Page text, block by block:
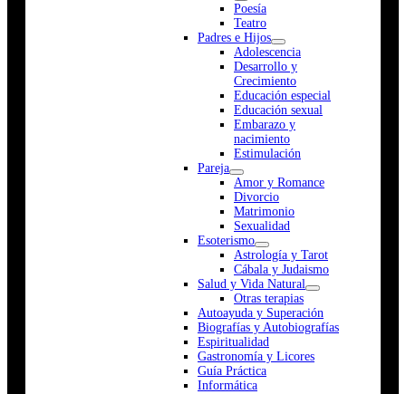
Poesía
Teatro
Padres e Hijos
Adolescencia
Desarrollo y
Crecimiento
Educación especial
Educación sexual
Embarazo y
nacimiento
Estimulación
Pareja
Amor y Romance
Divorcio
Matrimonio
Sexualidad
Esoterismo
Astrología y Tarot
Cábala y Judaismo
Salud y Vida Natural
Otras terapias
Autoayuda y Superación
Biografías y Autobiografías
Espiritualidad
Gastronomía y Licores
Guía Práctica
Informática